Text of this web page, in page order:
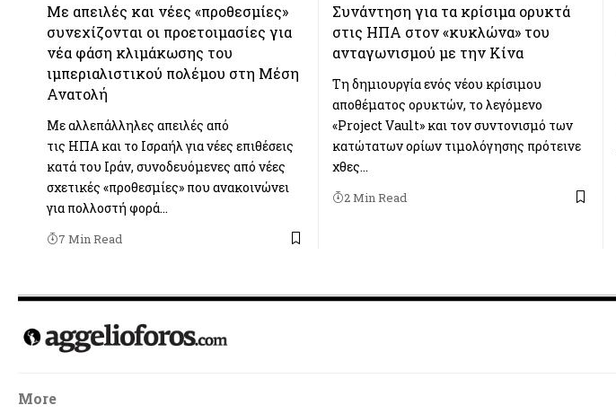
Με απειλές και νέες «προθεσμίες»
συνεχίζονται οι προετοιμασίες για
νέα φάση κλιμάκωσης του
ιμπεριαλιστικού πολέμου στη Μέση
Ανατολή
Με αλλεπάλληλες απειλές από
τις ΗΠΑ και το Ισραήλ για νέες επιθέσεις
κατά του Ιράν, συνοδευόμενες από νέες
σχετικές «προθεσμίες» που ανακοινώνει
για πολλοστή φορά…
7 Min Read
Συνάντηση για τα κρίσιμα ορυκτά
στις ΗΠΑ στον «κυκλώνα» του
ανταγωνισμού με την Κίνα
Tη δημιουργία ενός νέου κρίσιμου
αποθέματος ορυκτών, το λεγόμενο
«Project Vault» και τον συντονισμό των
κατώτατων ορίων τιμολόγησης πρότεινε
χθες…
2 Min Read
More